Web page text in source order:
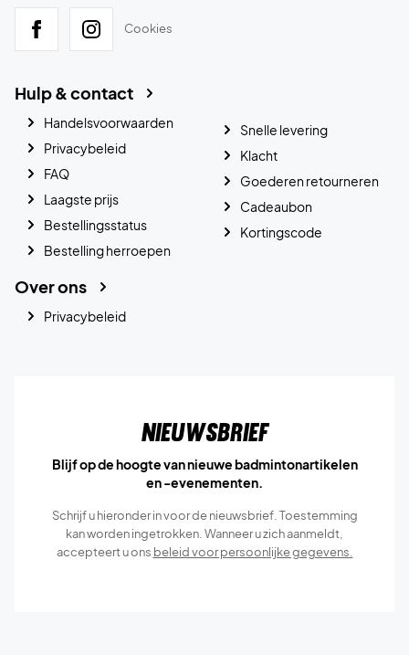
Cookies
Hulp & contact
Handelsvoorwaarden
Privacybeleid
FAQ
Laagste prijs
Bestellingsstatus
Bestelling herroepen
Snelle levering
Klacht
Goederen retourneren
Cadeaubon
Kortingscode
Over ons
Privacybeleid
Nieuwsbrief
Blijf op de hoogte van nieuwe badmintonartikelen
en -evenementen.
Schrijf u hieronder in voor de nieuwsbrief. Toestemming
kan worden ingetrokken. Wanneer u zich aanmeldt,
accepteert u ons beleid voor persoonlijke gegevens.